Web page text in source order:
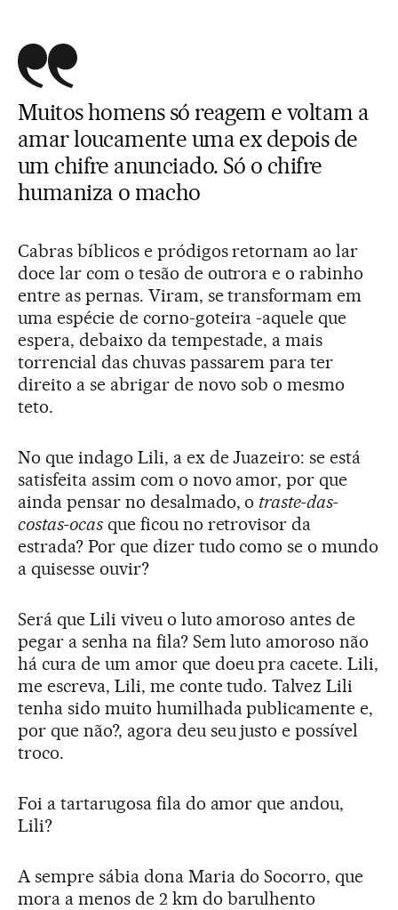
Muitos homens só reagem e voltam a
amar loucamente uma ex depois de
um chifre anunciado. Só o chifre
humaniza o macho
Cabras bíblicos e pródigos retornam ao lar
doce lar com o tesão de outrora e o rabinho
entre as pernas. Viram, se transformam em
uma espécie de corno-goteira -aquele que
espera, debaixo da tempestade, a mais
torrencial das chuvas passarem para ter
direito a se abrigar de novo sob o mesmo
teto.
No que indago Lili, a ex de Juazeiro: se está
satisfeita assim com o novo amor, por que
ainda pensar no desalmado, o traste-das-
costas-ocasque ficou no retrovisor da
estrada? Por que dizer tudo como se o mundo
a quisesse ouvir?
Será que Lili viveu o luto amoroso antes de
pegar a senha na fila? Sem luto amoroso não
há cura de um amor que doeu pra cacete. Lili,
me escreva, Lili, me conte tudo. Talvez Lili
tenha sido muito humilhada publicamente e,
por que não?, agora deu seu justo e possível
troco.
Foi a tartarugosa fila do amor que andou,
Lili?
A sempre sábia dona Maria do Socorro, que
mora a menos de 2 km do barulhento